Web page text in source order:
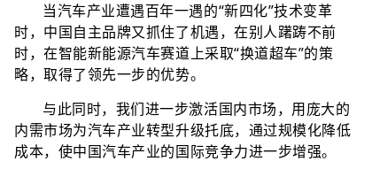
当汽车产业遭遇百年一遇的“新四化”技术变革
时，中国自主品牌又抓住了机遇，在别人躇踌不前
时，在智能新能源汽车赛道上采取“换道超车”的策
略，取得了领先一步的优势。
与此同时，我们进一步激活国内市场，用庞大的
内需市场为汽车产业转型升级托底，通过规模化降低
成本，使中国汽车产业的国际竞争力进一步增强。